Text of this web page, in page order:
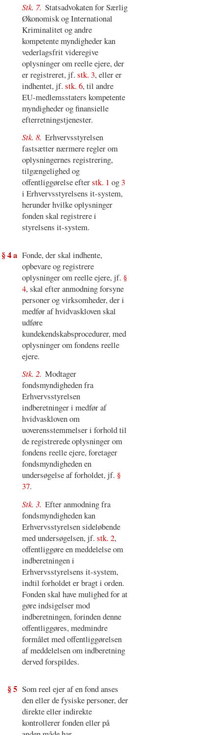
Stk. 7. Statsadvokaten for Særlig
Økonomisk og International
Kriminalitet og andre
kompetente myndigheder kan
vederlagsfrit videregive
oplysninger om reelle ejere, der
er registreret, jf. stk. 3, eller er
indhentet, jf. stk. 6, til andre
EU-medlemsstaters kompetente
myndigheder og finansielle
efterretningstjenester.
Stk. 8. Erhvervsstyrelsen
fastsætter nærmere regler om
oplysningernes registrering,
tilgængelighed og
offentliggørelse efterstk. 1 og3
i Erhvervsstyrelsens it-system,
herunder hvilke oplysninger
fonden skal registrere i
styrelsens it-system.
§ 4 a Fonde, der skal indhente,
opbevare og registrere
oplysninger om reelle ejere, jf. §
4, skal efter anmodning forsyne
personer og virksomheder, der i
medfør af hvidvaskloven skal
udføre
kundekendskabsprocedurer, med
oplysninger om fondens reelle
ejere.
Stk. 2. Modtager
fondsmyndigheden fra
Erhvervsstyrelsen
indberetninger i medfør af
hvidvaskloven om
uoverensstemmelser i forhold til
de registrerede oplysninger om
fondens reelle ejere, foretager
fondsmyndigheden en
undersøgelse af forholdet, jf. §
37.
Stk. 3. Efter anmodning fra
fondsmyndigheden kan
Erhvervsstyrelsen sideløbende
med undersøgelsen, jf. stk. 2,
offentliggøre en meddelelse om
indberetningen i
Erhvervsstyrelsens it-system,
indtil forholdet er bragt i orden.
Fonden skal have mulighed for at
gøre indsigelser mod
indberetningen, forinden denne
offentliggøres, medmindre
formålet med offentliggørelsen
af meddelelsen om indberetning
derved forspildes.
§ 5 Som reel ejer af en fond anses
den eller de fysiske personer, der
direkte eller indirekte
kontrollerer fonden eller på